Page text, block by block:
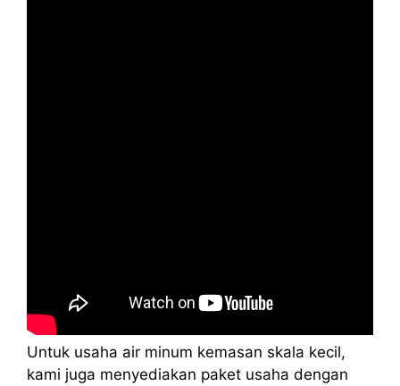
Untuk usaha air minum kemasan skala kecil,
kami juga menyediakan paket usaha dengan